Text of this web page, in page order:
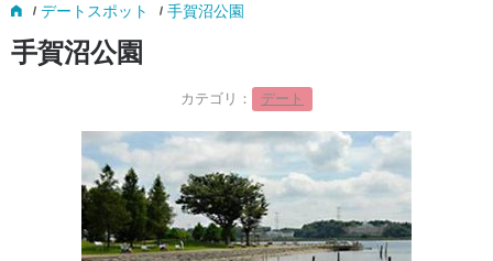
デートスポット 手賀沼公園
手賀沼公園
カテゴリ： デート